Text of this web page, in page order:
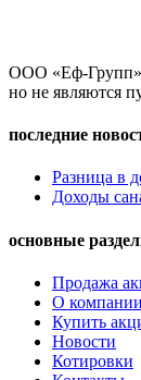
ООО «Еф-Групп»,
но не являются
последние
Разница в
Доходы
основные
Продажа
О компании
Купить
Новости
Котировки